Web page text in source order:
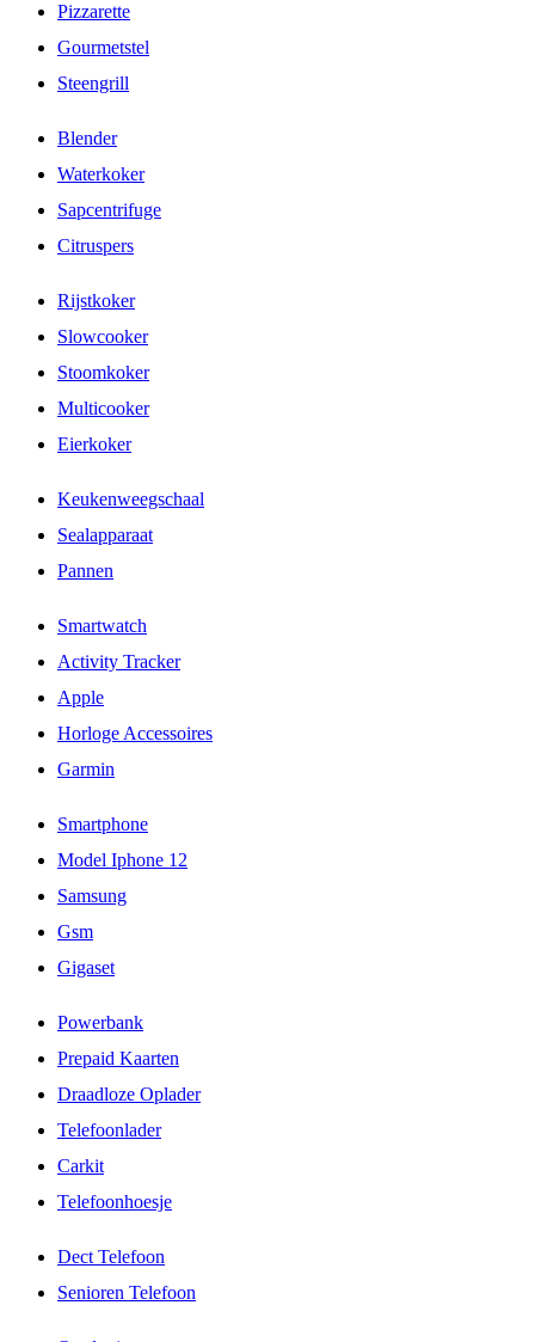
Pizzarette
Gourmetstel
Steengrill
Blender
Waterkoker
Sapcentrifuge
Citruspers
Rijstkoker
Slowcooker
Stoomkoker
Multicooker
Eierkoker
Keukenweegschaal
Sealapparaat
Pannen
Smartwatch
Activity Tracker
Apple
Horloge Accessoires
Garmin
Smartphone
Model Iphone 12
Samsung
Gsm
Gigaset
Powerbank
Prepaid Kaarten
Draadloze Oplader
Telefoonlader
Carkit
Telefoonhoesje
Dect Telefoon
Senioren Telefoon